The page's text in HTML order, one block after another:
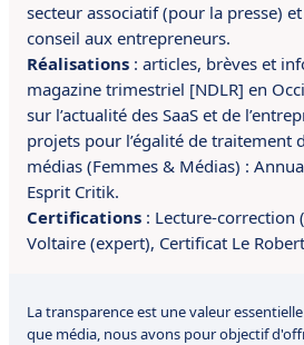
secteur associatif (pour la presse)
conseil aux entrepreneurs.
Réalisations : articles, brèves et
magazine trimestriel [NDLR] en
sur l’actualité des SaaS et de
projets pour l’égalité de traitement
médias (Femmes & Médias) :
Esprit Critik.
Certifications : Lecture-correction
Voltaire (expert), Certificat Le
La transparence est une valeur
que média, nous avons pour objectif